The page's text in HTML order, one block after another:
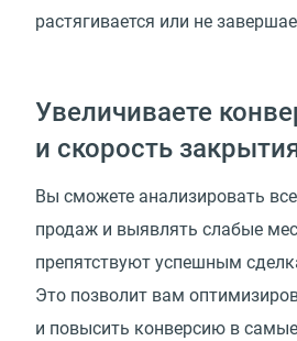
растягивается или не
Увеличиваете
и скорость
Вы сможете анализировать
продаж и выявлять слабые
препятствуют успешным
Это позволит вам
и повысить конверсию в